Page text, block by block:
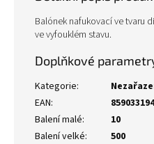
Balónek nafukovací ve tvaru
ve vyfouklém stavu.
Doplňkové
Kategorie:
EAN:
Balení malé:
10
Balení velké:
500